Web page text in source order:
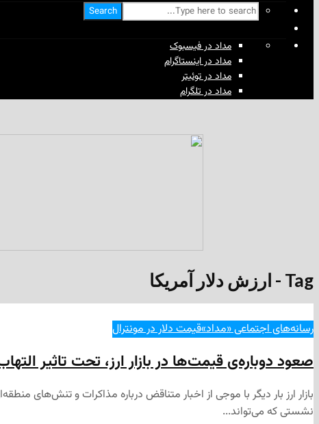
Search
مداد در فیسبوک
مداد در اینستاگرام
مداد در توئیتر
مداد در تلگرام
Tag - ارزش دلار آمریکا
رسانه‌های اجتماعی «مداد»قیمت دلار در مونترال
صعود دوباره‌ی قیمت‌ها در بازار ارز، تحت تاثیر
بازار ارز بار دیگر با موجی از اخبار متناقض درباره مذاکرات و
نشستی که می‌تواند...